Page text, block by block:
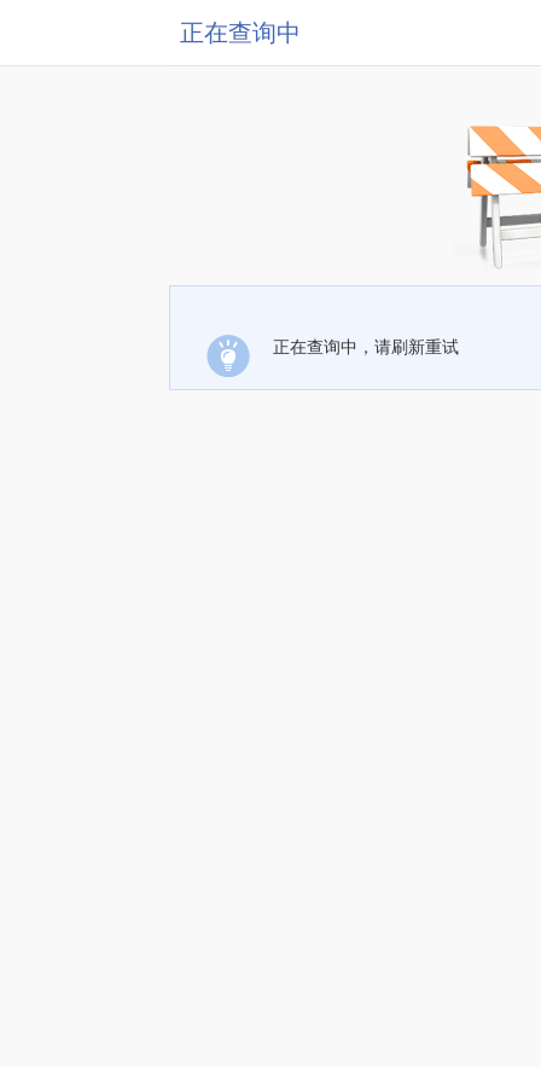
正在查询中
正在查询中，请刷新重试